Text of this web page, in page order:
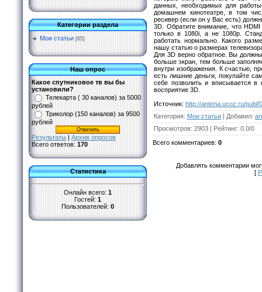
Категории раздела
Мои статьи [65]
Наш опрос
Какое спутниковое тв вы бы
установили?
Телекарта ( 30 каналов) за 5000
рублей
Триколор (150 каналов) за 9500
рублей
Результаты | Архив опросов
Всего ответов: 170
Статистика
Онлайн всего: 1
Гостей: 1
Пользователей: 0
данных, необходимых для
домашнем кинотеатре, в том
ресивер (если он у Вас есть)
3D. Обратите внимание, что HDMI
только в 1080i, а не 1080p.
работать нормально. Какого
нашу статью о размерах
Для 3D верно обратное. Вы
больше экран, тем больше
внутри изображения. К счастью,
есть лишние деньги, покупайте
себе позволить и вписывается в
восприятие 3D.
Источник: http://antena.ucoz.ru/publ/
Категория: Мои статьи | Добавил:
Просмотров: 2903 | Рейтинг: 0.0/0
Всего комментариев: 0
Добавлять комментарии
[